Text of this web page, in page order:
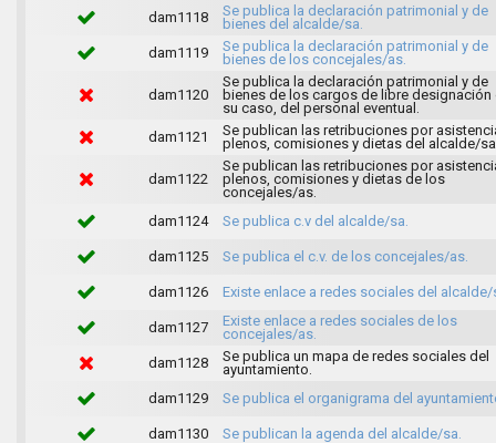
dam1118
Se publica la declaración patrimonial y de
bienes del alcalde/sa.
dam1119
Se publica la declaración patrimonial y de
bienes de los concejales/as.
dam1120
Se publica la declaración patrimonial y de
bienes de los cargos de libre designación
su caso, del personal eventual.
dam1121
Se publican las retribuciones por
plenos, comisiones y dietas del alcalde/
dam1122
Se publican las retribuciones por
plenos, comisiones y dietas de los
concejales/as.
dam1124
Se publica c.v del alcalde/sa.
dam1125 Se publica el c.v. de los concejales/as.
dam1126 Existe enlace a redes sociales del alcalde/
dam1127
Existe enlace a redes sociales de los
concejales/as.
dam1128
Se publica un mapa de redes sociales del
ayuntamiento.
dam1129
Se publica el organigrama del
dam1130 Se publican la agenda del alcalde/sa.